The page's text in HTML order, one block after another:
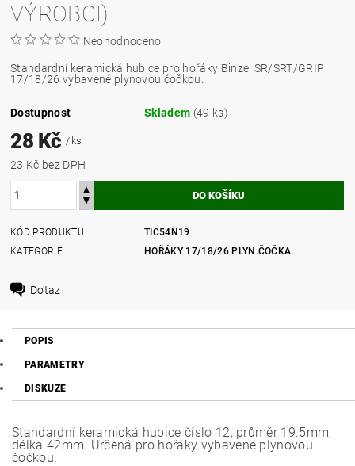
VÝROBCI)
Neohodnoceno
Standardní keramická hubice pro hořáky Binzel SR/SRT/GRIP
17/18/26 vybavené plynovou čočkou.
Dostupnost Skladem (49 ks)
28 Kč/ ks
23 Kč bez DPH
KÓD PRODUKTU
TIC54N19
KATEGORIE
HOŘÁKY 17/18/26 PLYN.ČOČKA
Dotaz
POPIS
PARAMETRY
DISKUZE
Standardní keramická hubice číslo 12, průměr 19.5mm,
délka 42mm. Určená pro hořáky vybavené plynovou
čočkou.